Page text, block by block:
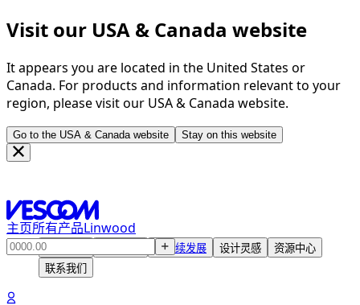
Visit our USA & Canada website
It appears you are located in the United States or
Canada. For products and information relevant to your
region, please visit our USA & Canada website.
Go to the USA & Canada website Stay on this website
主页所有产品Linwood
产品中心 可持续发展 设计灵感
资源中心
联系我们